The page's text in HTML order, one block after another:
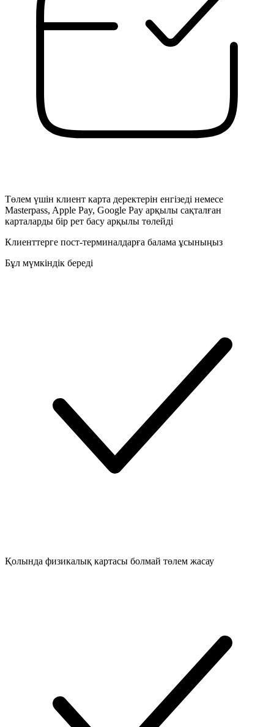
Төлем үшін клиент карта деректерін енгізеді немесе
Masterpass, Apple Pay, Google Pay арқылы сақталған
карталарды бір рет басу арқылы төлейді
Клиенттерге пост-терминалдарға балама ұсыныңыз
Бұл мүмкіндік береді
Қолында физикалық картасы болмай төлем жасау